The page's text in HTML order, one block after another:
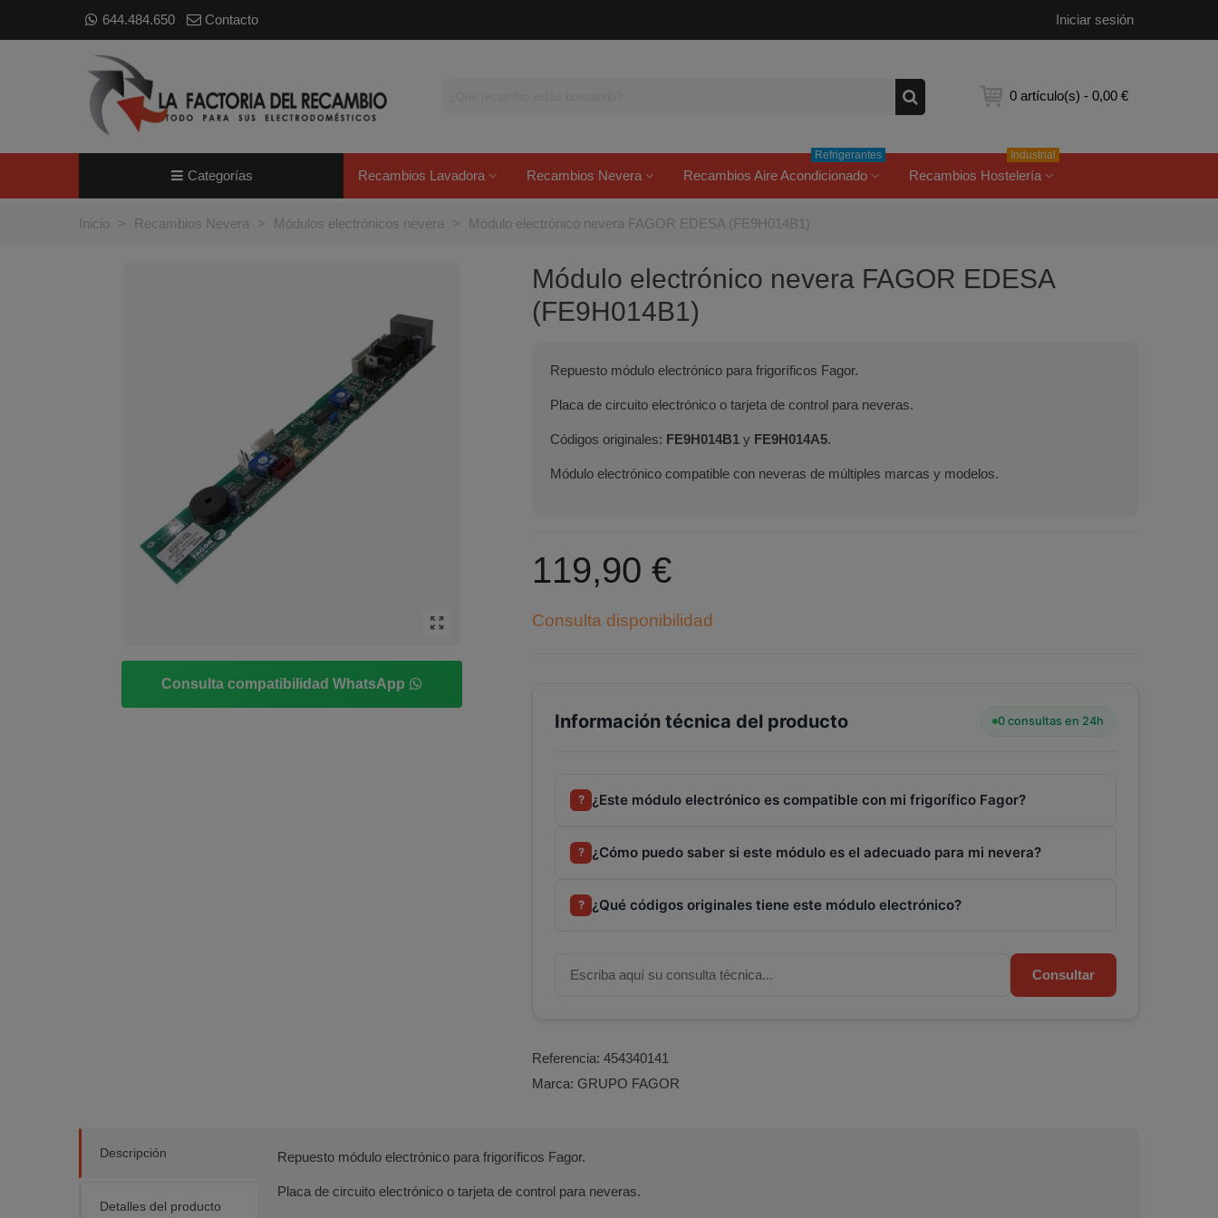
644.484.650 Contacto Iniciar sesión
0 artículo(s) - 0,00 €
Categorías Recambios Lavadora Recambios Nevera Recambios Aire Acondicionado
Refrigerantes
Recambios Hostelería
Industrial
Inicio > Recambios Nevera > Módulos electrónicos nevera > Módulo electrónico nevera FAGOR EDESA (FE9H014B1)
Consulta compatibilidad WhatsApp
Módulo electrónico nevera FAGOR EDESA
(FE9H014B1)
Repuesto módulo electrónico para frigoríficos Fagor.
Placa de circuito electrónico o tarjeta de control para neveras.
Códigos originales: FE9H014B1 y FE9H014A5.
Módulo electrónico compatible con neveras de múltiples marcas y modelos.
119,90 €
Consulta disponibilidad
Información técnica del producto 0 consultas en 24h
? ¿Este módulo electrónico es compatible con mi frigorífico Fagor?
? ¿Cómo puedo saber si este módulo es el adecuado para mi nevera?
? ¿Qué códigos originales tiene este módulo electrónico?
Consultar
Referencia: 454340141
Marca: GRUPO FAGOR
Descripción
Detalles del producto
Repuesto módulo electrónico para frigoríficos Fagor.
Placa de circuito electrónico o tarjeta de control para neveras.